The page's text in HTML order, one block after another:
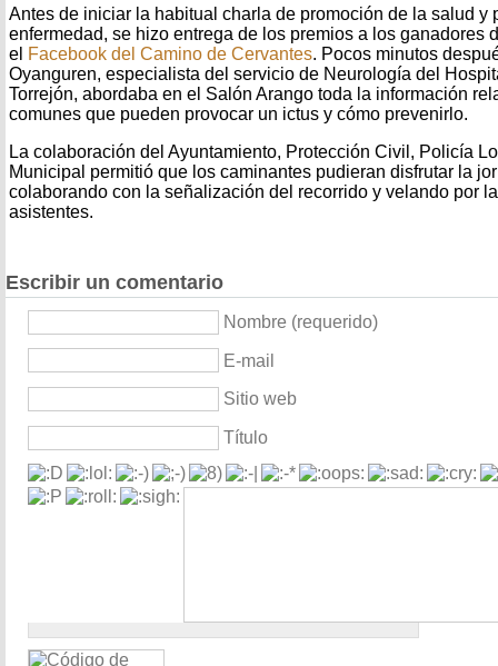
Antes de iniciar la habitual charla de promoción de la salud y
enfermedad, se hizo entrega de los premios a los ganadores
el Facebook del Camino de Cervantes. Pocos minutos
Oyanguren, especialista del servicio de Neurología del
Torrejón, abordaba en el Salón Arango toda la información
comunes que pueden provocar un ictus y cómo prevenirlo.
La colaboración del Ayuntamiento, Protección Civil, Policía
Municipal permitió que los caminantes pudieran disfrutar la
colaborando con la señalización del recorrido y velando por
asistentes.
Escribir un comentario
Nombre (requerido)
E-mail
Sitio web
Título